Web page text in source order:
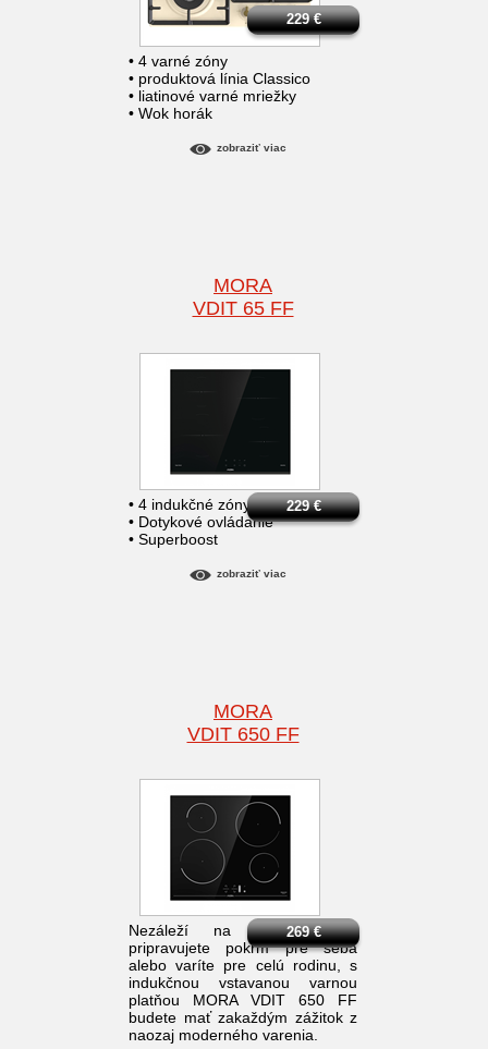
• 4 varné zóny
• produktová línia Classico
• liatinové varné mriežky
• Wok horák
229€
zobraziť viac
MORA
VDIT 65 FF
• 4 indukčné zóny
• Dotykové ovládanie
• Superboost
229€
zobraziť viac
MORA
VDIT 650 FF
Nezáleží na tom, či si
pripravujete pokrm pre seba
alebo varíte pre celú rodinu, s
indukčnou vstavanou varnou
platňou MORA VDIT 650 FF
budete mať zakaždým zážitok z
naozaj moderného varenia.
269€